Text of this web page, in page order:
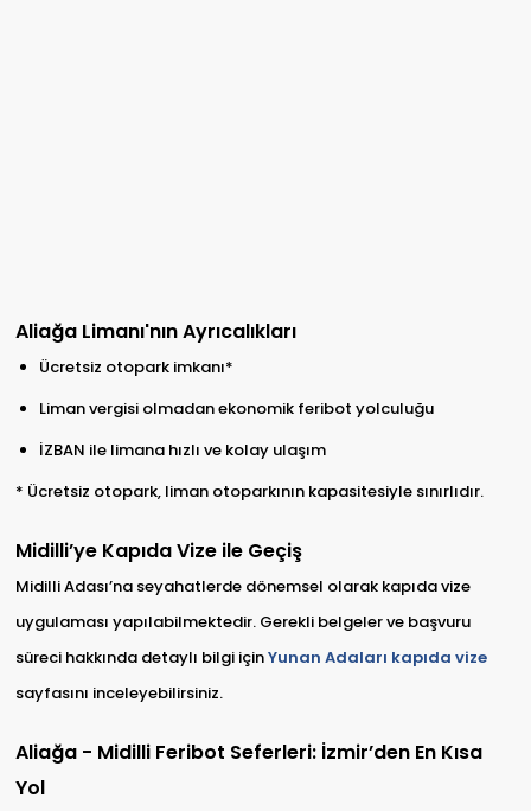
Aliağa Limanı'nın Ayrıcalıkları
Ücretsiz otopark imkanı*
Liman vergisi olmadan ekonomik feribot yolculuğu
İZBAN ile limana hızlı ve kolay ulaşım
* Ücretsiz otopark, liman otoparkının kapasitesiyle sınırlıdır.
Midilli’ye Kapıda Vize ile Geçiş
Midilli Adası’na seyahatlerde dönemsel olarak kapıda vize
uygulaması yapılabilmektedir. Gerekli belgeler ve başvuru
süreci hakkında detaylı bilgi içinYunan Adaları kapıda vize
sayfasını inceleyebilirsiniz.
Aliağa - Midilli Feribot Seferleri: İzmir’den En Kısa
Yol